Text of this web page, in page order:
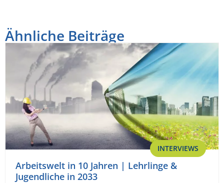
Ähnliche Beiträge
INTERVIEWS
Arbeitswelt in 10 Jahren | Lehrlinge &
Jugendliche in 2033